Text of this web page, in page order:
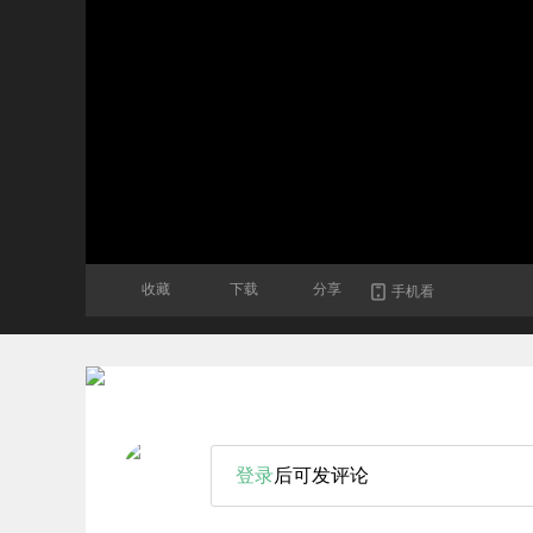
收藏 下载 分享 手机看
登录后可发评论